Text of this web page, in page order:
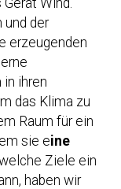
und der
erzeugenden
ihren
das Klima zu
Raum für ein
sie eine
welche Ziele ein
haben wir